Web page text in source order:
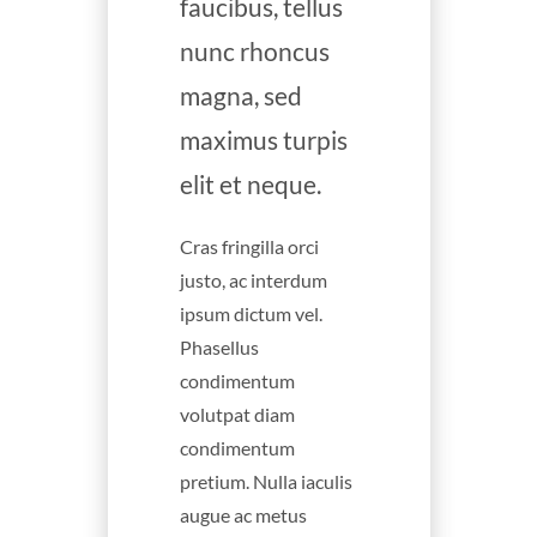
faucibus, tellus
nunc rhoncus
magna, sed
maximus turpis
elit et neque.
Cras fringilla orci
justo, ac interdum
ipsum dictum vel.
Phasellus
condimentum
volutpat diam
condimentum
pretium. Nulla iaculis
augue ac metus